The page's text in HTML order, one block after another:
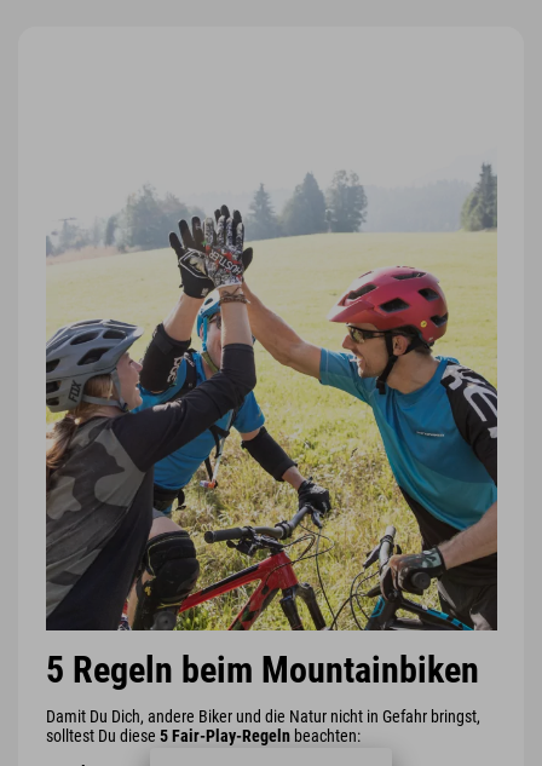
5 Regeln beim Mountainbiken
Damit Du Dich, andere Biker und die Natur nicht in Gefahr bringst,
solltest Du diese 5 Fair-Play-Regelnbeachten: